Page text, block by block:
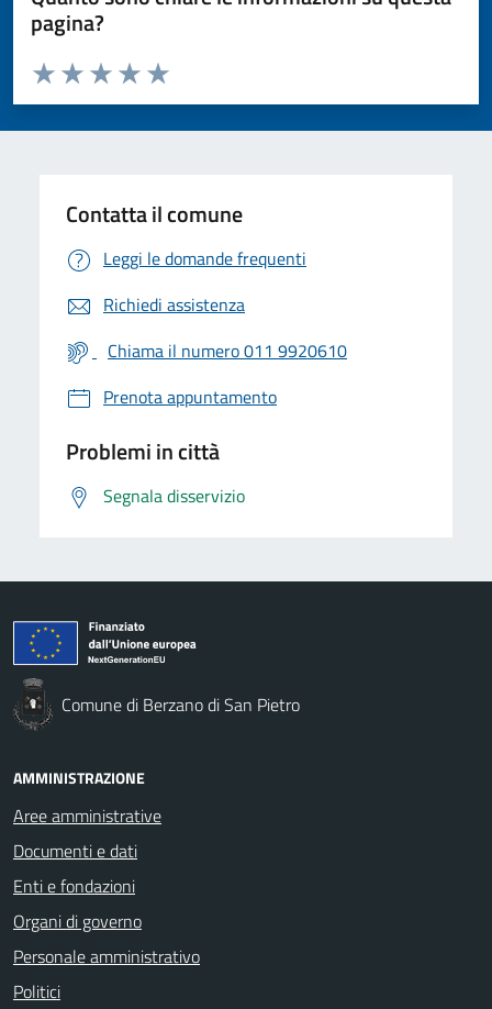
pagina?
Valuta da 1 a 5 stelle la pagina
Valuta 5 stelle su 5
Valuta 4 stelle su 5
Valuta 3 stelle su 5
Valuta 2 stelle su 5
Valuta 1 stelle su 5
Contatta il comune
Leggi le domande frequenti
Richiedi assistenza
Chiama il numero 011 9920610
Prenota appuntamento
Problemi in città
Segnala disservizio
Comune di Berzano di San Pietro
AMMINISTRAZIONE
Aree amministrative
Documenti e dati
Enti e fondazioni
Organi di governo
Personale amministrativo
Politici